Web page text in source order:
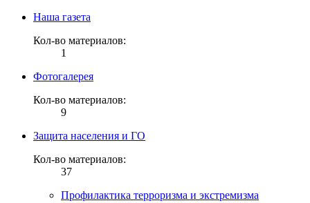
Наша газета
Кол-во материалов:
1
Фотогалерея
Кол-во материалов:
9
Защита населения и ГО
Кол-во материалов:
37
Профилактика терроризма и экстремизма